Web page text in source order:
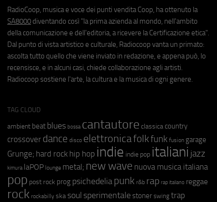
RadioCoop, musica e voce dei punti vendita Coop, ha ottenuto la
SA8000 diventando così "la prima azienda al mondo, nell'ambito
della comunicazione e dell'editoria, a ricevere la Certificazione etica".
Dal punto di vista artistico e culturale, Radiocoop vanta un primato:
ascolta tutto quello che viene inviato in redazione, e appena può, lo
recensisce, e in alcuni casi, chiede collaborazione agli artisti.
Radiocoop sostiene l'arte, la cultura e la musica di ogni genere.
TAG CLOUD
ambient beat blues bossa cantautore classica country
crossover dance disco elettronicafolkfunk fusion garage
Grunge; hard rock hip hop indie indie pop italiani jazz
kimura laPOP lounge metal; new wave nuova musica italiana
pop post rock prog psichedeliapunk r&b rap rap italiano reggae
rock rockabilly ska soul sperimentale stoner swing trap